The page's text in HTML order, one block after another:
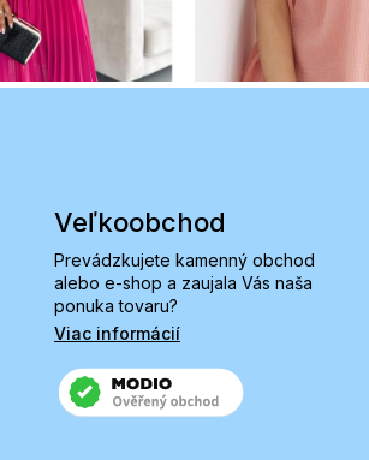
Veľkoobchod
Prevádzkujete kamenný obchod
alebo e-shop a zaujala Vás naša
ponuka tovaru?
Viac informácií